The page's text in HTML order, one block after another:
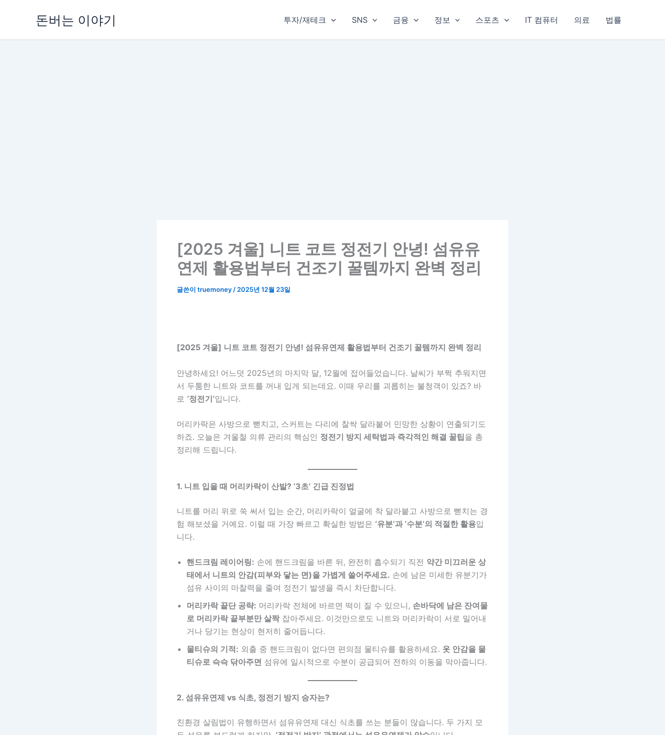
돈버는 이야기 투자/재테크 SNS 금융 정보 스포츠 IT 컴퓨터 의료 법률
[2025 겨울] 니트 코트 정전기 안녕! 섬유유
연제 활용법부터 건조기 꿀템까지 완벽 정리
글쓴이 truemoney / 2025년 12월 23일
[2025 겨울] 니트 코트 정전기 안녕! 섬유유연제 활용법부터 건조기 꿀템까지 완벽 정리
안녕하세요! 어느덧 2025년의 마지막 달, 12월에 접어들었습니다. 날씨가 부쩍 추워지면
서 두툼한 니트와 코트를 꺼내 입게 되는데요. 이때 우리를 괴롭히는 불청객이 있죠? 바
로 ‘정전기’입니다.
머리카락은 사방으로 뻗치고, 스커트는 다리에 찰싹 달라붙어 민망한 상황이 연출되기도
하죠. 오늘은 겨울철 의류 관리의 핵심인 정전기 방지 세탁법과 즉각적인 해결 꿀팁을 총
정리해 드립니다.
1. 니트 입을 때 머리카락이 산발? ‘3초’ 긴급 진정법
니트를 머리 위로 쑥 써서 입는 순간, 머리카락이 얼굴에 착 달라붙고 사방으로 뻗치는 경
험 해보셨을 거예요. 이럴 때 가장 빠르고 확실한 방법은 ‘유분’과 ‘수분’의 적절한 활용입
니다.
핸드크림 레이어링: 손에 핸드크림을 바른 뒤, 완전히 흡수되기 직전 약간 미끄러운 상
태에서 니트의 안감(피부와 닿는 면)을 가볍게 쓸어주세요. 손에 남은 미세한 유분기가
섬유 사이의 마찰력을 줄여 정전기 발생을 즉시 차단합니다.
머리카락 끝단 공략: 머리카락 전체에 바르면 떡이 질 수 있으니, 손바닥에 남은 잔여물
로 머리카락 끝부분만 살짝잡아주세요. 이것만으로도 니트와 머리카락이 서로 밀어내
거나 당기는 현상이 현저히 줄어듭니다.
물티슈의 기적: 외출 중 핸드크림이 없다면 편의점 물티슈를 활용하세요. 옷 안감을 물
티슈로 슥슥 닦아주면 섬유에 일시적으로 수분이 공급되어 전하의 이동을 막아줍니다.
2. 섬유유연제 vs 식초, 정전기 방지 승자는?
친환경 살림법이 유행하면서 섬유유연제 대신 식초를 쓰는 분들이 많습니다. 두 가지 모